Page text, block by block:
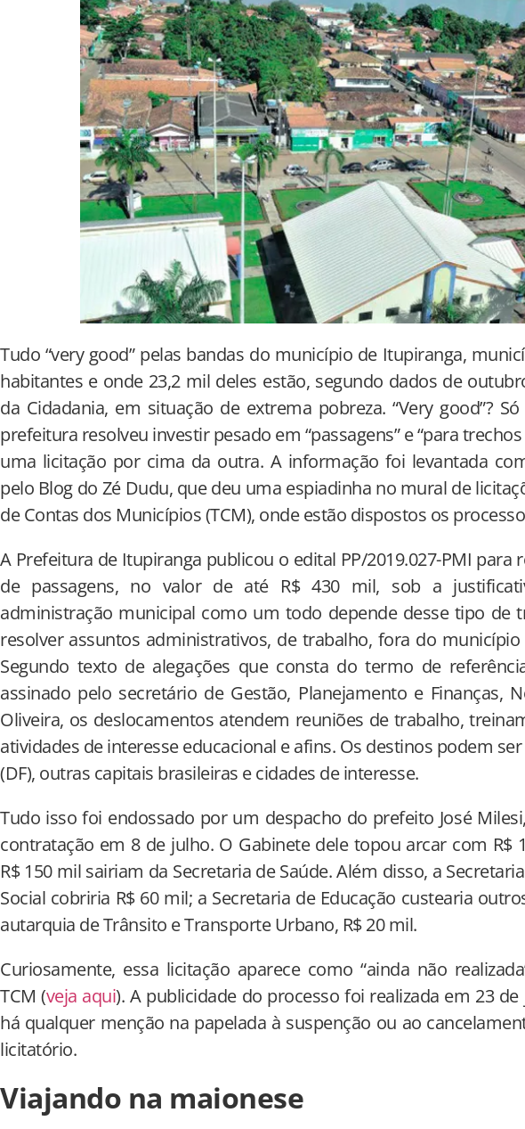
Tudo “very good” pelas bandas do município de Itupiranga,
habitantes e onde 23,2 mil deles estão, segundo dados de
da Cidadania, em situação de extrema pobreza. “Very good”?
prefeitura resolveu investir pesado em “passagens” e “para
uma licitação por cima da outra. A informação foi levantada
pelo Blog do Zé Dudu, que deu uma espiadinha no mural de
de Contas dos Municípios (TCM), onde estão dispostos os
A Prefeitura de Itupiranga publicou o edital PP/2019.027-PMI para
de passagens, no valor de até R$ 430 mil, sob a
administração municipal como um todo depende desse tipo de
resolver assuntos administrativos, de trabalho, fora do município
Segundo texto de alegações que consta do termo de
assinado pelo secretário de Gestão, Planejamento e Finanças,
Oliveira, os deslocamentos atendem reuniões de trabalho,
atividades de interesse educacional e afins. Os destinos podem
(DF), outras capitais brasileiras e cidades de interesse.
Tudo isso foi endossado por um despacho do prefeito José
contratação em 8 de julho. O Gabinete dele topou arcar com R$
R$ 150 mil sairiam da Secretaria de Saúde. Além disso, a
Social cobriria R$ 60 mil; a Secretaria de Educação custearia
autarquia de Trânsito e Transporte Urbano, R$ 20 mil.
Curiosamente, essa licitação aparece como “ainda não
TCM (veja aqui). A publicidade do processo foi realizada em 23
há qualquer menção na papelada à suspenção ou ao
licitatório.
Viajando na maionese